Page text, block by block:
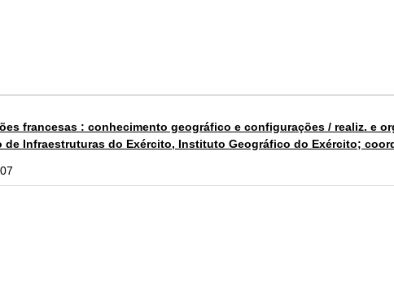
francesas : conhecimento geográfico e configurações / realiz. e
de Infraestruturas do Exército, Instituto Geográfico do Exército;